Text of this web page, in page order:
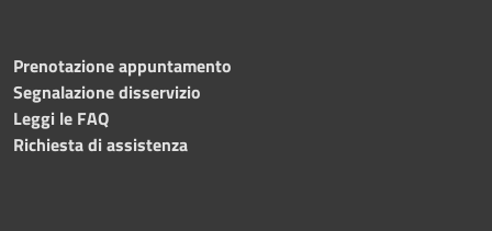
Prenotazione appuntamento
Segnalazione disservizio
Leggi le FAQ
Richiesta di assistenza